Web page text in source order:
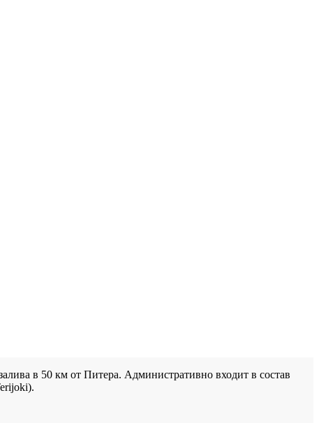
в 50 км от Питера. Административно входит в состав